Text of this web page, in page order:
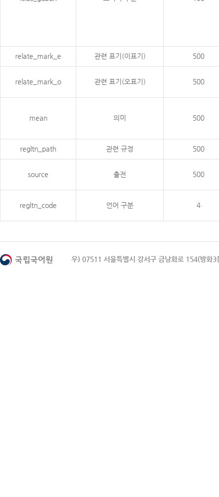
relate_mark_e 관련 표기(이표기) 500
relate_mark_o 관련 표기(오표기) 500
mean 의미 500
regltn_path 관련 규정 500
source 출전 500
regltn_code 언어 구분 4
우) 07511 서울특별시 강서구 금낭화로 154(방화3